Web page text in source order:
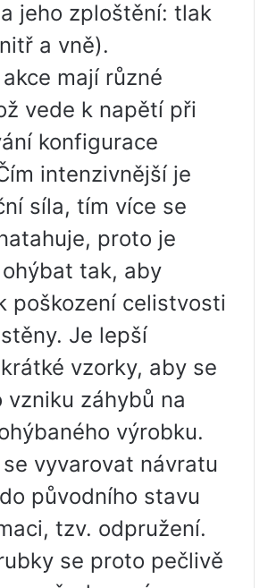
jeho zploštění: tlak
a vně).
mají různé
vede k napětí při
konfigurace
intenzivnější je
síla, tím více se
proto je
tak, aby
poškození celistvosti
Je lepší
vzorky, aby se
vzniku záhybů na
výrobku.
vyvarovat návratu
původního stavu
tzv. odpružení.
se proto pečlivě